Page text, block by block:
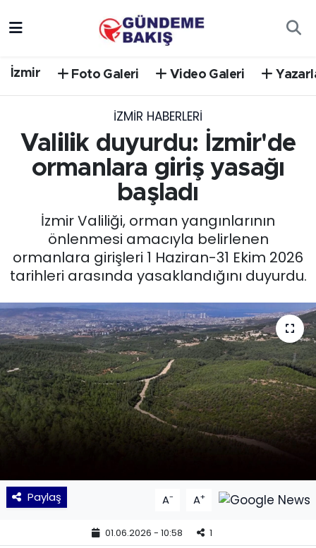
İzmir Foto Galeri Video Galeri
İZMIR HABERLERI
Valilik duyurdu: İzmir'de
ormanlara giriş yasağı
başladı
İzmir Valiliği, orman yangınlarının
önlenmesi amacıyla belirlenen
ormanlara girişleri 1 Haziran-31 Ekim 2026
tarihleri arasında yasaklandığını duyurdu.
Paylaş A- A+
01.06.2026 - 10:58 1
EGE
EKONOMİ
English News
GÜNCEL
KÜLTÜR SANAT
MAGAZİN
POLİTİKA
Siyaset
Trafik Durumu
Süper Lig Puan Durumu ve Fikstür
Tüm Manşetler
Son Dakika Haberleri
Haber Arşivi